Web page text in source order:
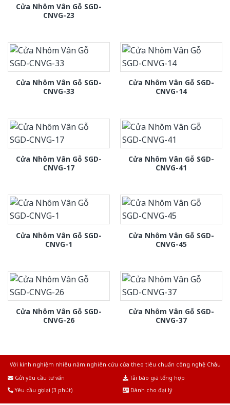
Cửa Nhôm Vân Gỗ SGD-
CNVG-23
Cửa Nhôm Vân Gỗ SGD-
CNVG-33
Cửa Nhôm Vân Gỗ SGD-
CNVG-14
Cửa Nhôm Vân Gỗ SGD-
CNVG-17
Cửa Nhôm Vân Gỗ SGD-
CNVG-41
Cửa Nhôm Vân Gỗ SGD-
CNVG-1
Cửa Nhôm Vân Gỗ SGD-
CNVG-45
Cửa Nhôm Vân Gỗ SGD-
CNVG-26
Cửa Nhôm Vân Gỗ SGD-
CNVG-37
Với kinh nghiệm nhiêu năm nghiên cứu cửa theo tiêu chuẩn công nghệ Châu
Gửi yêu cầu tư vấn
Tải báo giá tổng hợp
Yêu cầu gọi lại (3 phút)
Dành cho đại lý